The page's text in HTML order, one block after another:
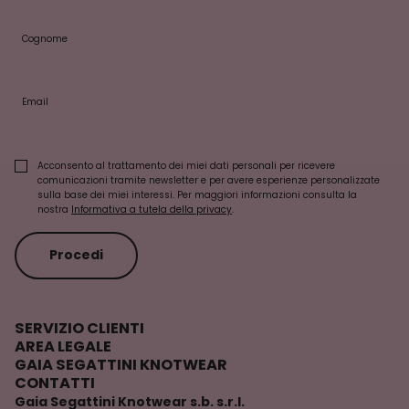
Cognome
Email
Acconsento al trattamento dei miei dati personali per ricevere
comunicazioni tramite newsletter e per avere esperienze personalizzate
sulla base dei miei interessi. Per maggiori informazioni consulta la
nostra Informativa a tutela della privacy.
Procedi
SERVIZIO CLIENTI
AREA LEGALE
GAIA SEGATTINI KNOTWEAR
CONTATTI
Gaia Segattini Knotwear s.b. s.r.l.